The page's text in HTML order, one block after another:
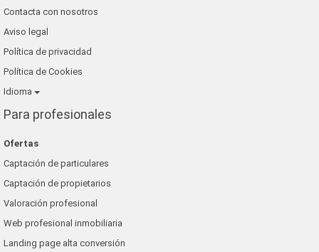
Contacta con nosotros
Aviso legal
Política de privacidad
Política de Cookies
Idioma
Para profesionales
Ofertas
Captación de particulares
Captación de propietarios
Valoración profesional
Web profesional inmobiliaria
Landing page alta conversión